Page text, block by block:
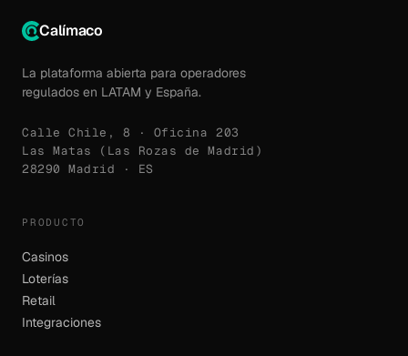
Calímaco
La plataforma abierta para operadores
regulados en LATAM y España.
Calle Chile, 8 · Oficina 203
Las Matas (Las Rozas de Madrid)
28290 Madrid · ES
PRODUCTO
Casinos
Loterías
Retail
Integraciones